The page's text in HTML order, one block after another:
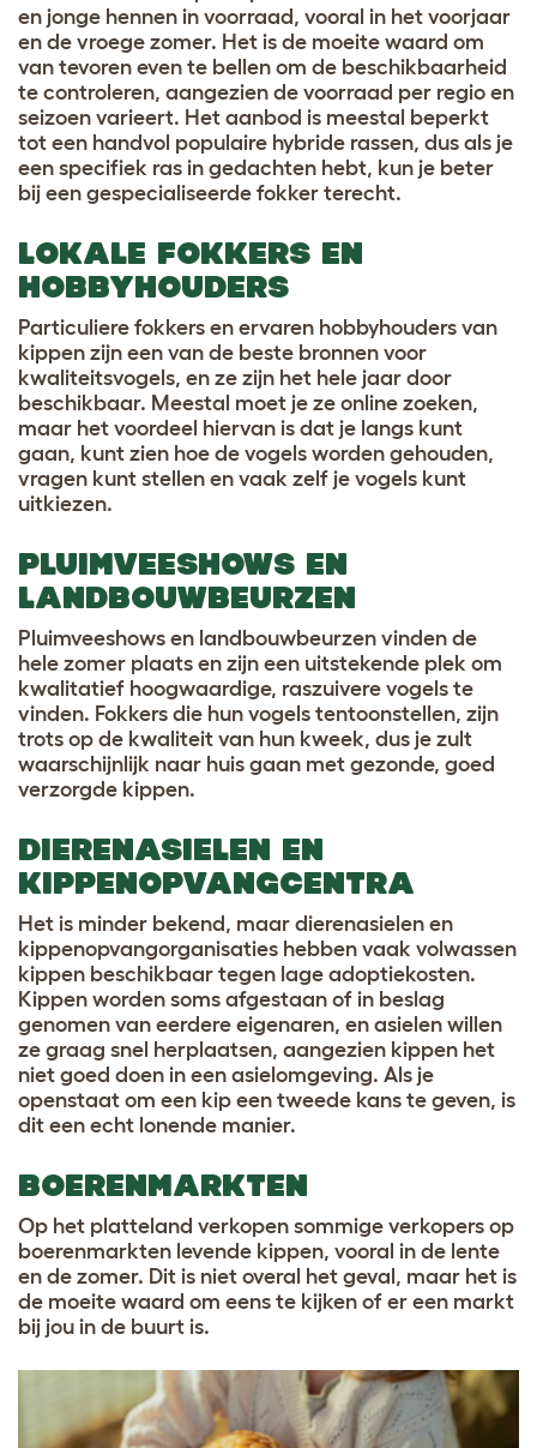
en jonge hennen in voorraad, vooral in het voorjaar
en de vroege zomer. Het is de moeite waard om
van tevoren even te bellen om de beschikbaarheid
te controleren, aangezien de voorraad per regio en
seizoen varieert. Het aanbod is meestal beperkt
tot een handvol populaire hybride rassen, dus als je
een specifiek ras in gedachten hebt, kun je beter
bij een gespecialiseerde fokker terecht.
LOKALE FOKKERS EN
HOBBYHOUDERS
Particuliere fokkers en ervaren hobbyhouders van
kippen zijn een van de beste bronnen voor
kwaliteitsvogels, en ze zijn het hele jaar door
beschikbaar. Meestal moet je ze online zoeken,
maar het voordeel hiervan is dat je langs kunt
gaan, kunt zien hoe de vogels worden gehouden,
vragen kunt stellen en vaak zelf je vogels kunt
uitkiezen.
PLUIMVEESHOWS EN
LANDBOUWBEURZEN
Pluimveeshows en landbouwbeurzen vinden de
hele zomer plaats en zijn een uitstekende plek om
kwalitatief hoogwaardige, raszuivere vogels te
vinden. Fokkers die hun vogels tentoonstellen, zijn
trots op de kwaliteit van hun kweek, dus je zult
waarschijnlijk naar huis gaan met gezonde, goed
verzorgde kippen.
DIERENASIELEN EN
KIPPENOPVANGCENTRA
Het is minder bekend, maar dierenasielen en
kippenopvangorganisaties hebben vaak volwassen
kippen beschikbaar tegen lage adoptiekosten.
Kippen worden soms afgestaan of in beslag
genomen van eerdere eigenaren, en asielen willen
ze graag snel herplaatsen, aangezien kippen het
niet goed doen in een asielomgeving. Als je
openstaat om een kip een tweede kans te geven, is
dit een echt lonende manier.
BOERENMARKTEN
Op het platteland verkopen sommige verkopers op
boerenmarkten levende kippen, vooral in de lente
en de zomer. Dit is niet overal het geval, maar het is
de moeite waard om eens te kijken of er een markt
bij jou in de buurt is.